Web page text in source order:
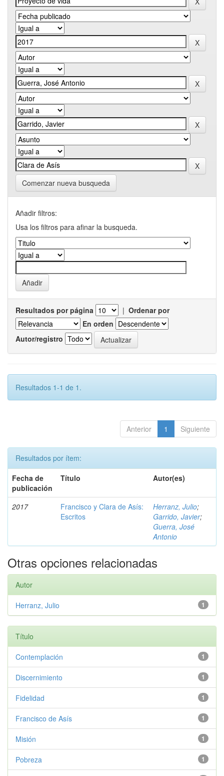
Comenzar nueva busqueda
Añadir filtros:
Usa los filtros para afinar la busqueda.
Resultados por página | Ordenar por
En orden
Autor/registro
Resultados 1-1 de 1.
Anterior 1 Siguiente
Resultados por ítem:
Fecha de
publicación
Título Autor(es)
2017
Francisco y Clara de Asís:
Escritos
Herranz, Julio;
Garrido, Javier;
Guerra, José
Antonio
Otras opciones relacionadas
Autor
1
Herranz, Julio
Título
1
Contemplación
1
Discernimiento
1
Fidelidad
1
Francisco de Asís
1
Misión
1
Pobreza